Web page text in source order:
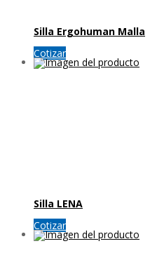
Silla Ergohuman Malla
Cotizar
Silla LENA
Cotizar